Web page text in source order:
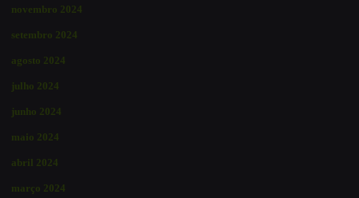
novembro 2024
setembro 2024
agosto 2024
julho 2024
junho 2024
maio 2024
abril 2024
março 2024